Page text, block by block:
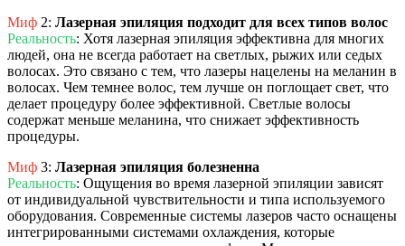
Миф 2: Лазерная эпиляция подходит для всех типов волос
Реальность: Хотя лазерная эпиляция эффективна для многих
людей, она не всегда работает на светлых, рыжих или седых
волосах. Это связано с тем, что лазеры нацелены на меланин в
волосах. Чем темнее волос, тем лучше он поглощает свет, что
делает процедуру более эффективной. Светлые волосы
содержат меньше меланина, что снижает эффективность
процедуры.
Миф 3: Лазерная эпиляция болезненна
Реальность: Ощущения во время лазерной эпиляции зависят
от индивидуальной чувствительности и типа используемого
оборудования. Современные системы лазеров часто оснащены
интегрированными системами охлаждения, которые